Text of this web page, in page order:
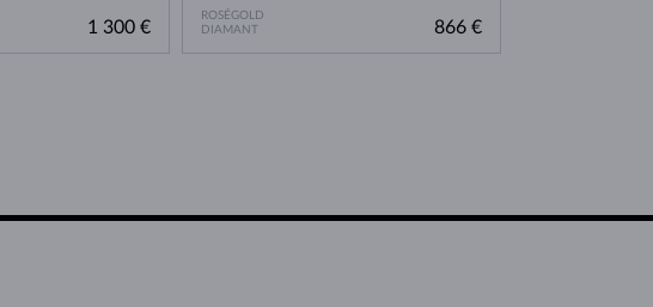
1 300 €
ROSÉGOLD
DIAMANT
866 €